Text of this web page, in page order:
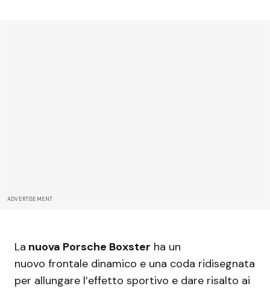
ADVERTISEMENT
La nuova Porsche Boxster ha un
nuovo frontale dinamico e una coda ridisegnata
per allungare l’effetto sportivo e dare risalto ai